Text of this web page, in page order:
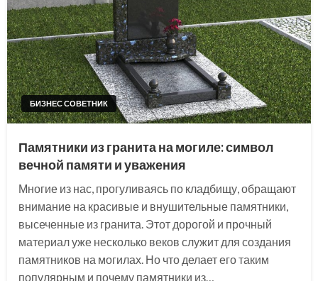
БИЗНЕС СОВЕТНИК
Памятники из гранита на могиле: символ
вечной памяти и уважения
Многие из нас, прогуливаясь по кладбищу, обращают
внимание на красивые и внушительные памятники,
высеченные из гранита. Этот дорогой и прочный
материал уже несколько веков служит для создания
памятников на могилах. Но что делает его таким
популярным и почему памятники из…